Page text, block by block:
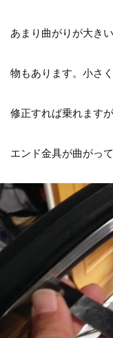
あまり曲がりが大き
物もあります。小さ
修正すれば乗れます
エンド金具が曲がっ